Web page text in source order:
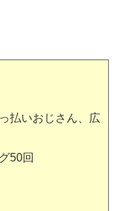
払いおじさん、広
50回